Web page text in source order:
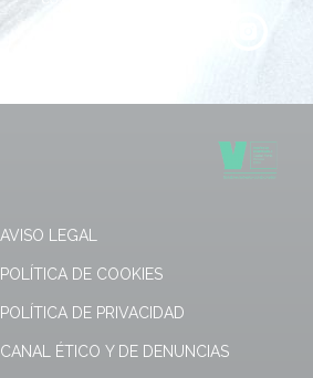
AVISO LEGAL
POLÍTICA DE COOKIES
POLÍTICA DE PRIVACIDAD
CANAL ÉTICO Y DE DENUNCIAS